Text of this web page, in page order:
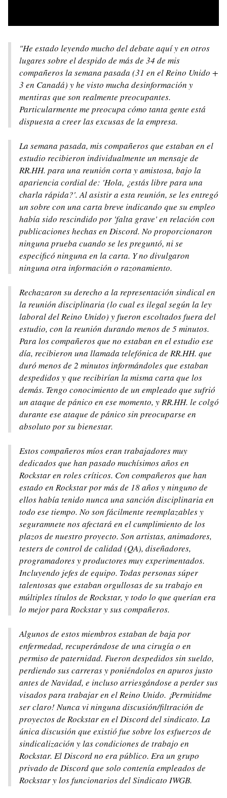
"He estado leyendo mucho del debate aquí y en otros
lugares sobre el despido de más de 34 de mis
compañeros la semana pasada (31 en el Reino Unido +
3 en Canadá) y he visto mucha desinformación y
mentiras que son realmente preocupantes.
Particularmente me preocupa cómo tanta gente está
dispuesta a creer las excusas de la empresa.
La semana pasada, mis compañeros que estaban en el
estudio recibieron individualmente un mensaje de
RR.HH. para una reunión corta y amistosa, bajo la
apariencia cordial de: 'Hola, ¿estás libre para una
charla rápida?'. Al asistir a esta reunión, se les entregó
un sobre con una carta breve indicando que su empleo
había sido rescindido por 'falta grave' en relación con
publicaciones hechas en Discord. No proporcionaron
ninguna prueba cuando se les preguntó, ni se
especificó ninguna en la carta. Y no divulgaron
ninguna otra información o razonamiento.
Rechazaron su derecho a la representación sindical en
la reunión disciplinaria (lo cual es ilegal según la ley
laboral del Reino Unido) y fueron escoltados fuera del
estudio, con la reunión durando menos de 5 minutos.
Para los compañeros que no estaban en el estudio ese
día, recibieron una llamada telefónica de RR.HH. que
duró menos de 2 minutos informándoles que estaban
despedidos y que recibirían la misma carta que los
demás. Tengo conocimiento de un empleado que sufrió
un ataque de pánico en ese momento, y RR.HH. le colgó
durante ese ataque de pánico sin preocuparse en
absoluto por su bienestar.
Estos compañeros míos eran trabajadores muy
dedicados que han pasado muchísimos años en
Rockstar en roles críticos. Con compañeros que han
estado en Rockstar por más de 18 años y ninguno de
ellos había tenido nunca una sanción disciplinaria en
todo ese tiempo. No son fácilmente reemplazables y
seguramnete nos afectará en el cumplimiento de los
plazos de nuestro proyecto. Son artistas, animadores,
testers de control de calidad (QA), diseñadores,
programadores y productores muy experimentados.
Incluyendo jefes de equipo. Todas personas súper
talentosas que estaban orgullosas de su trabajo en
múltiples títulos de Rockstar, y todo lo que querían era
lo mejor para Rockstar y sus compañeros.
Algunos de estos miembros estaban de baja por
enfermedad, recuperándose de una cirugía o en
permiso de paternidad. Fueron despedidos sin sueldo,
perdiendo sus carreras y poniéndolos en apuros justo
antes de Navidad, e incluso arriesgándose a perder sus
visados para trabajar en el Reino Unido. ¡Permitidme
ser claro! Nunca vi ninguna discusión/filtración de
proyectos de Rockstar en el Discord del sindicato. La
única discusión que existió fue sobre los esfuerzos de
sindicalización y las condiciones de trabajo en
Rockstar. El Discord no era público. Era un grupo
privado de Discord que solo contenía empleados de
Rockstar y los funcionarios del Sindicato IWGB.